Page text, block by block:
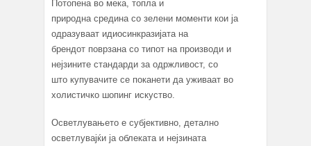
Потопена во мека, топла и
природна средина со зелени моменти кои ја
одразуваат идиосинкразијата на
брендот поврзана со типот на производи и
нејзините стандарди за одржливост, со
што купувачите се поканети да уживаат во
холистичко шопинг искуство.
Осветлувањето е субјективно, детално
осветлувајќи ја облеката и нејзината